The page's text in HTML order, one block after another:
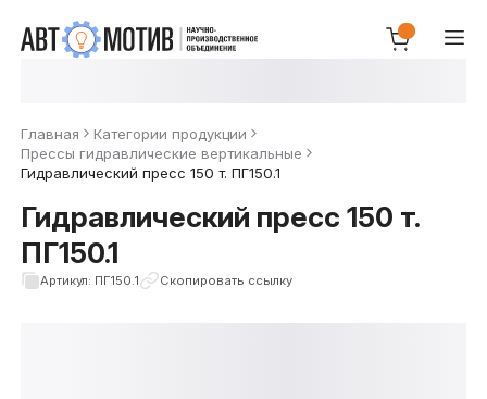
Главная
Категории продукции
Прессы гидравлические вертикальные
Гидравлический пресс 150 т. ПГ150.1
Гидравлический пресс 150 т.
ПГ150.1
Артикул: ПГ150.1 Скопировать ссылку